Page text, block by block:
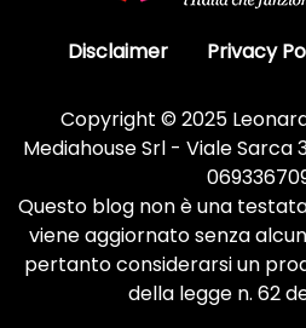
Disclaimer Privacy
Copyright © 2025
Mediahouse Srl - Viale Sarca
Questo blog non è una
viene aggiornato senza
pertanto considerarsi un
della legge n. 62